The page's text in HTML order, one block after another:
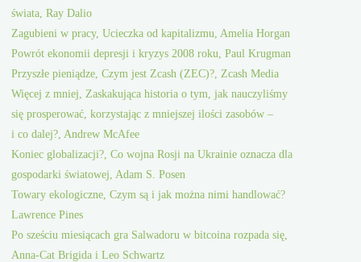
świata, Ray Dalio
Zagubieni w pracy, Ucieczka od kapitalizmu, Amelia Horgan
Powrót ekonomii depresji i kryzys 2008 roku, Paul Krugman
Przyszłe pieniądze, Czym jest Zcash (ZEC)?, Zcash Media
Więcej z mniej, Zaskakująca historia o tym, jak nauczyliśmy
się prosperować, korzystając z mniejszej ilości zasobów –
i co dalej?, Andrew McAfee
Koniec globalizacji?, Co wojna Rosji na Ukrainie oznacza dla
gospodarki światowej, Adam S. Posen
Towary ekologiczne, Czym są i jak można nimi handlować?
Lawrence Pines
Po sześciu miesiącach gra Salwadoru w bitcoina rozpada się,
Anna-Cat Brigida i Leo Schwartz